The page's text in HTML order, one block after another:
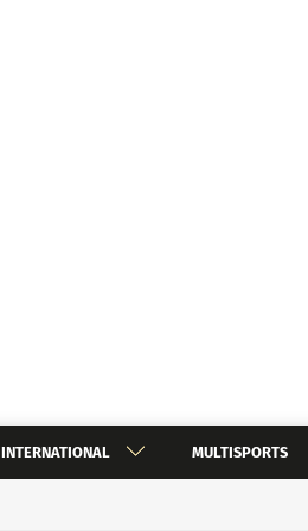
INTERNATIONAL MULTISPORTS